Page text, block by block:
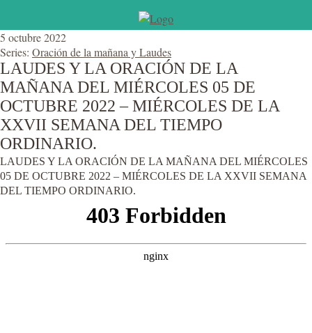
5 octubre 2022
Series: Oración de la mañana y Laudes
LAUDES Y LA ORACIÓN DE LA
MAÑANA DEL MIÉRCOLES 05 DE
OCTUBRE 2022 – MIÉRCOLES DE LA
XXVII SEMANA DEL TIEMPO
ORDINARIO.
LAUDES Y LA ORACIÓN DE LA MAÑANA DEL MIÉRCOLES
05 DE OCTUBRE 2022 – MIÉRCOLES DE LA XXVII SEMANA
DEL TIEMPO ORDINARIO.